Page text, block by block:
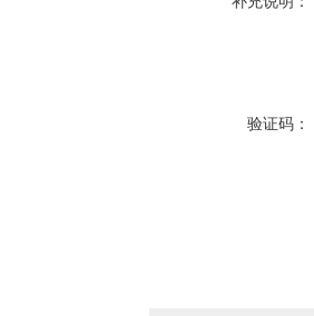
验证码：